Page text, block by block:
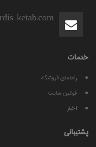
ketab.com
خدمات
راهنمای فروشگاه
قوانين سايت
اخبار
پشتيبانی